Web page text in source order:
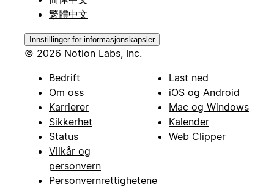
繁體中文
Innstillinger for informasjonskapsler
© 2026 Notion Labs, Inc.
Bedrift
Om oss
Karrierer
Sikkerhet
Status
Vilkår og
personvern
Personvernrettighetene
Last ned
iOS og Android
Mac og Windows
Kalender
Web Clipper